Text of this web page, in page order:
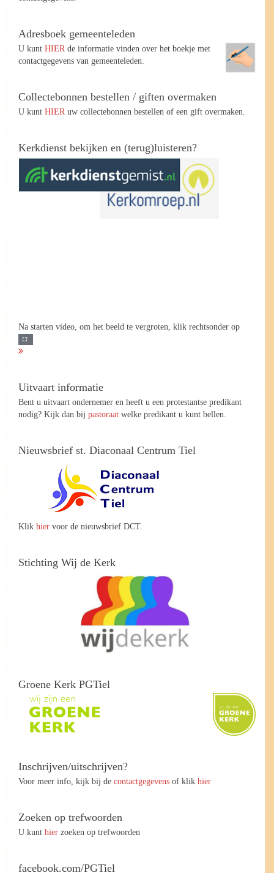
Adresboek gemeenteleden
U kunt HIER de informatie vinden over het boekje met
contactgegevens van gemeenteleden.
Collectebonnen bestellen / giften overmaken
U kunt HIER uw collectebonnen bestellen of een gift overmaken.
Kerkdienst bekijken en (terug)luisteren?
Na starten video, om het beeld te vergroten, klik rechtsonder op
Uitvaart informatie
Bent u uitvaart ondernemer en heeft u een protestantse predikant
nodig? Kijk dan bij pastoraat welke predikant u kunt bellen.
Nieuwsbrief st. Diaconaal Centrum Tiel
Klik hier voor de nieuwsbrief DCT.
Stichting Wij de Kerk
Groene Kerk PGTiel
Inschrijven/uitschrijven?
Voor meer info, kijk bij de contactgegevens of klik hier
Zoeken op trefwoorden
U kunt hier zoeken op trefwoorden
facebook.com/PGTiel